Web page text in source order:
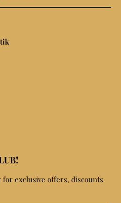
exclusive offers, discounts